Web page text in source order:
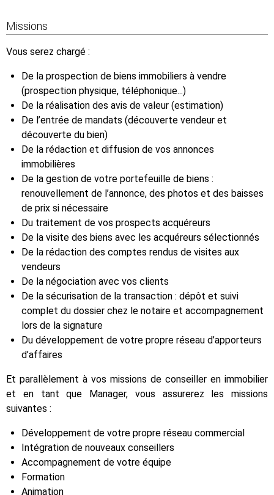
Missions
Vous serez chargé :
De la prospection de biens immobiliers à vendre
(prospection physique, téléphonique...)
De la réalisation des avis de valeur (estimation)
De l’entrée de mandats (découverte vendeur et
découverte du bien)
De la rédaction et diffusion de vos annonces
immobilières
De la gestion de votre portefeuille de biens :
renouvellement de l’annonce, des photos et des baisses
de prix si nécessaire
Du traitement de vos prospects acquéreurs
De la visite des biens avec les acquéreurs sélectionnés
De la rédaction des comptes rendus de visites aux
vendeurs
De la négociation avec vos clients
De la sécurisation de la transaction : dépôt et suivi
complet du dossier chez le notaire et accompagnement
lors de la signature
Du développement de votre propre réseau d’apporteurs
d’affaires
Et parallèlement à vos missions de conseiller en immobilier
et en tant que Manager, vous assurerez les missions
suivantes :
Développement de votre propre réseau commercial
Intégration de nouveaux conseillers
Accompagnement de votre équipe
Formation
Animation